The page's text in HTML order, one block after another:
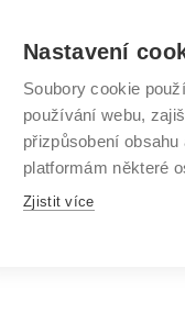
Vysoké
učení
technické
v
Nastavení
Soubory cookie
používání webu,
přizpůsobení
platformám některé
Zjistit více